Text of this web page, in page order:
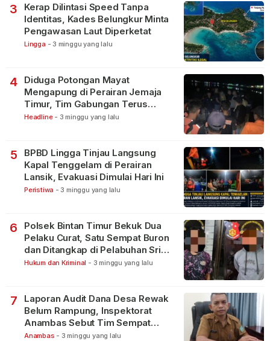
3
Kerap Dilintasi Speed Tanpa
Identitas, Kades Belungkur Minta
Pengawasan Laut Diperketat
Lingga - 3 minggu yang lalu
4
Diduga Potongan Mayat
Mengapung di Perairan Jemaja
Timur, Tim Gabungan Terus
Lakukan Pencarian
Headline - 3 minggu yang lalu
5
BPBD Lingga Tinjau Langsung
Kapal Tenggelam di Perairan
Lansik, Evakuasi Dimulai Hari Ini
Peristiwa - 3 minggu yang lalu
6
Polsek Bintan Timur Bekuk Dua
Pelaku Curat, Satu Sempat Buron
dan Ditangkap di Pelabuhan Sri
Bintan Pura
Hukum dan Kriminal - 3 minggu yang lalu
7
Laporan Audit Dana Desa Rewak
Belum Rampung, Inspektorat
Anambas Sebut Tim Sempat
Terbagi Tangani Kasus Lain
Anambas - 3 minggu yang lalu